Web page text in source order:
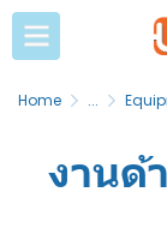
Home ...
งานด้